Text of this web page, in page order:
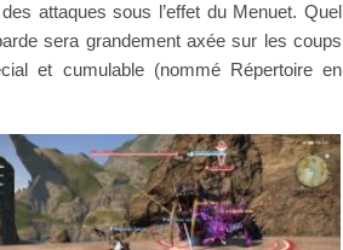
attaques sous l’effet du Menuet. Quel
sera grandement axée sur les coups
et cumulable (nommé Répertoire en